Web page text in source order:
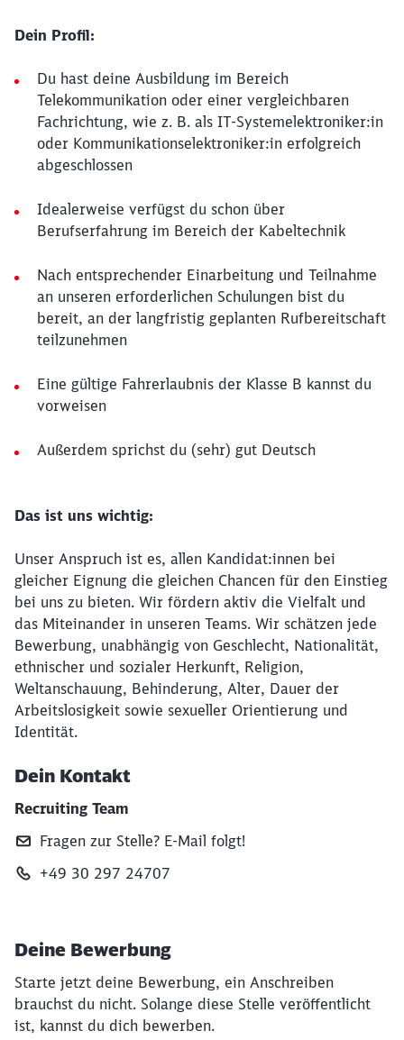
Dein Profil:
Du hast deine Ausbildung im Bereich
Telekommunikation oder einer vergleichbaren
Fachrichtung, wie z. B. als IT-Systemelektroniker:in
oder Kommunikationselektroniker:in erfolgreich
abgeschlossen
Idealerweise verfügst du schon über
Berufserfahrung im Bereich der Kabeltechnik
Nach entsprechender Einarbeitung und Teilnahme
an unseren erforderlichen Schulungen bist du
bereit, an der langfristig geplanten Rufbereitschaft
teilzunehmen
Eine gültige Fahrerlaubnis der Klasse B kannst du
vorweisen
Außerdem sprichst du (sehr) gut Deutsch
Das ist uns wichtig:
Unser Anspruch ist es, allen Kandidat:innen bei
gleicher Eignung die gleichen Chancen für den Einstieg
bei uns zu bieten. Wir fördern aktiv die Vielfalt und
das Miteinander in unseren Teams. Wir schätzen jede
Bewerbung, unabhängig von Geschlecht, Nationalität,
ethnischer und sozialer Herkunft, Religion,
Weltanschauung, Behinderung, Alter, Dauer der
Arbeitslosigkeit sowie sexueller Orientierung und
Identität.
Dein Kontakt
Recruiting Team
Fragen zur Stelle? E‑Mail folgt!
+49 30 297 24707
Deine Bewerbung
Starte jetzt deine Bewerbung, ein Anschreiben
brauchst du nicht. Solange diese Stelle veröffentlicht
ist, kannst du dich bewerben.